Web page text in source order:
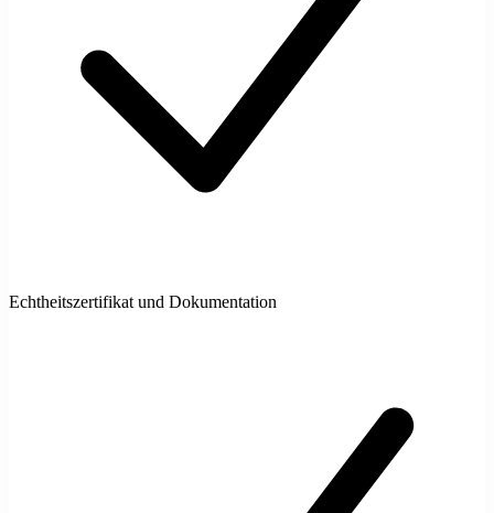
Echtheitszertifikat und Dokumentation